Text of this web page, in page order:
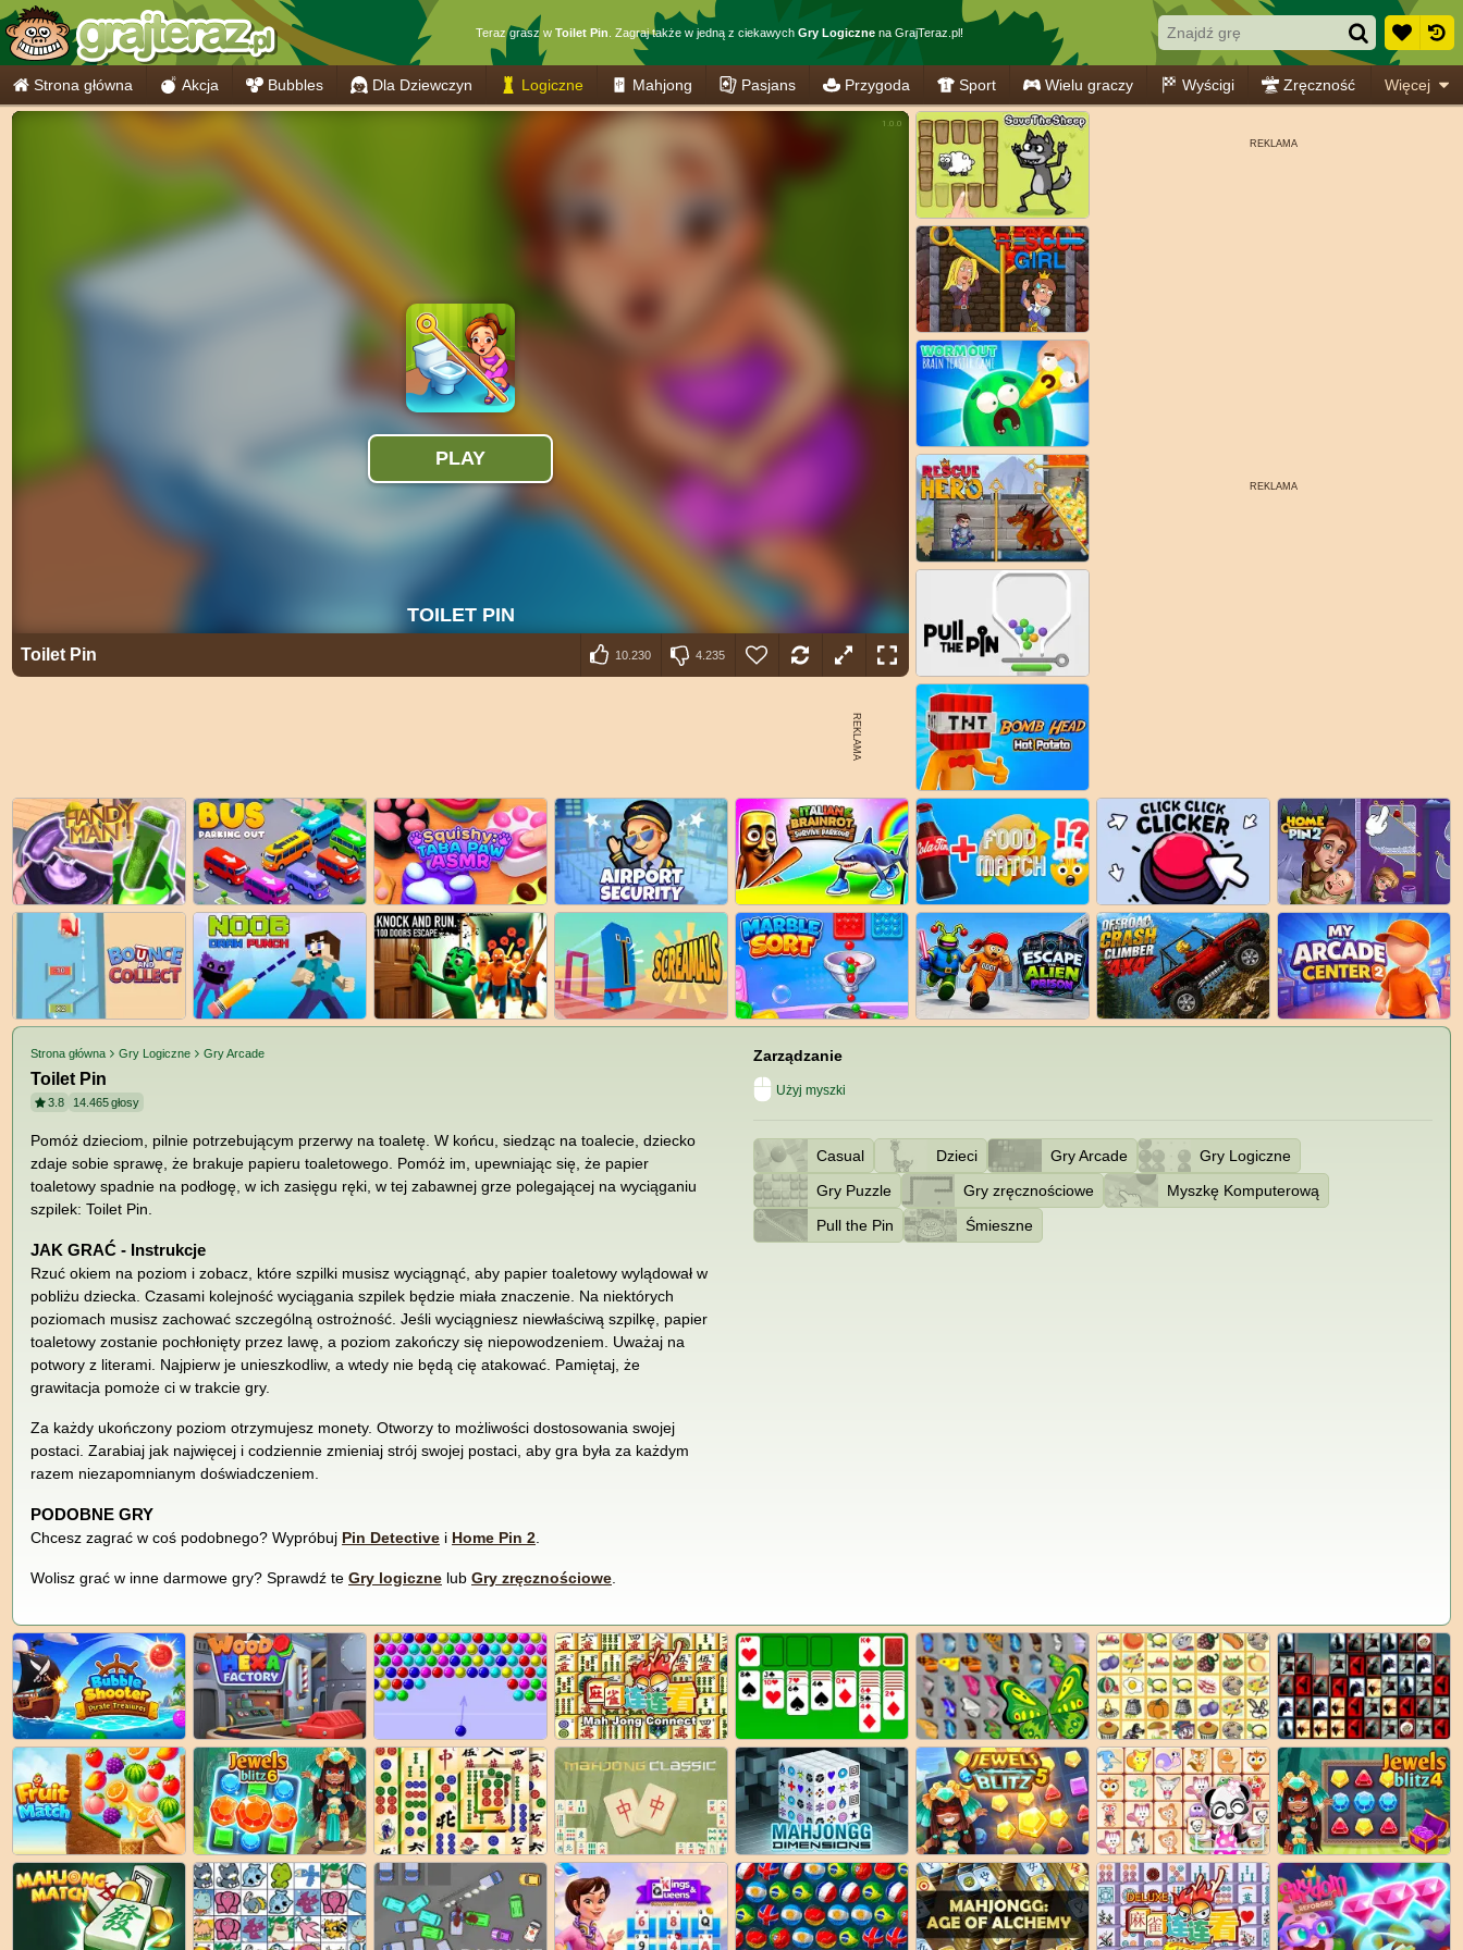
Teraz grasz w Toilet Pin . Zagraj także w jedną z ciekawych Gry Logicznena GrajTeraz.pl!
Strona główna Akcja Bubbles Dla Dziewczyn Logiczne Mahjong Pasjans Przygoda Sport Wielu graczy Wyścigi Zręczność Więcej
Toilet Pin 10.230 4.235
Strona główna Gry Logiczne Gry Arcade
Toilet Pin
3.8 14.465głosy
Pomóż dzieciom, pilnie potrzebującym przerwy na toaletę. W końcu, siedząc na toalecie, dziecko
zdaje sobie sprawę, że brakuje papieru toaletowego. Pomóż im, upewniając się, że papier
toaletowy spadnie na podłogę, w ich zasięgu ręki, w tej zabawnej grze polegającej na wyciąganiu
szpilek: Toilet Pin.
JAK GRAĆ - Instrukcje
Rzuć okiem na poziom i zobacz, które szpilki musisz wyciągnąć, aby papier toaletowy wylądował w
pobliżu dziecka. Czasami kolejność wyciągania szpilek będzie miała znaczenie. Na niektórych
poziomach musisz zachować szczególną ostrożność. Jeśli wyciągniesz niewłaściwą szpilkę, papier
toaletowy zostanie pochłonięty przez lawę, a poziom zakończy się niepowodzeniem. Uważaj na
potwory z literami. Najpierw je unieszkodliw, a wtedy nie będą cię atakować. Pamiętaj, że
grawitacja pomoże ci w trakcie gry.
Za każdy ukończony poziom otrzymujesz monety. Otworzy to możliwości dostosowania swojej
postaci. Zarabiaj jak najwięcej i codziennie zmieniaj strój swojej postaci, aby gra była za każdym
razem niezapomnianym doświadczeniem.
PODOBNE GRY
Chcesz zagrać w coś podobnego? Wypróbuj Pin Detective i Home Pin 2.
Wolisz grać w inne darmowe gry? Sprawdź te Gry logiczne lub Gry zręcznościowe.
Zarządzanie
Użyj myszki
Casual Dzieci Gry Arcade
Gry Logiczne
Gry Puzzle
Gry zręcznościowe
Myszkę Komputerową
Pull the Pin
Śmieszne